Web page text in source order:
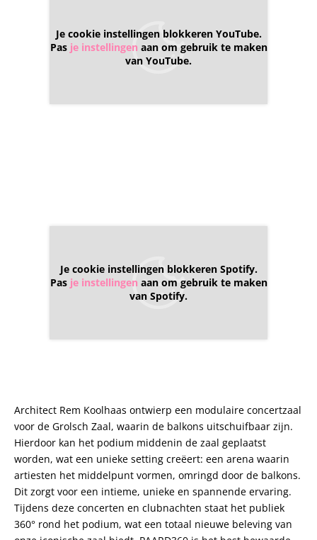
Je cookie instellingen blokkeren YouTube.
Pas je instellingen aan om gebruik te maken
van YouTube.
Je cookie instellingen blokkeren Spotify.
Pas je instellingen aan om gebruik te maken
van Spotify.
Architect Rem Koolhaas ontwierp een modulaire concertzaal
voor de Grolsch Zaal, waarin de balkons uitschuifbaar zijn.
Hierdoor kan het podium middenin de zaal geplaatst
worden, wat een unieke setting creëert: een arena waarin
artiesten het middelpunt vormen, omringd door de balkons.
Dit zorgt voor een intieme, unieke en spannende ervaring.
Tijdens deze concerten en clubnachten staat het publiek
360° rond het podium, wat een totaal nieuwe beleving van